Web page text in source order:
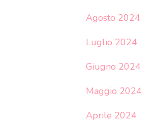
Agosto 2024
Luglio 2024
Giugno 2024
Maggio 2024
Aprile 2024